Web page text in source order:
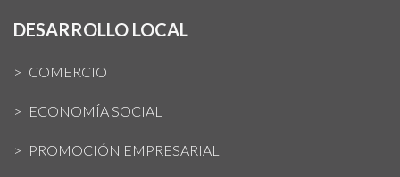
DESARROLLO LOCAL
COMERCIO
ECONOMÍA SOCIAL
PROMOCIÓN EMPRESARIAL